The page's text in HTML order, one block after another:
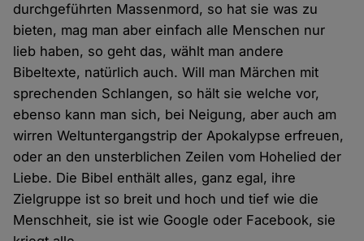
durchgeführten Massenmord, so hat sie was zu
bieten, mag man aber einfach alle Menschen nur
lieb haben, so geht das, wählt man andere
Bibeltexte, natürlich auch. Will man Märchen mit
sprechenden Schlangen, so hält sie welche vor,
ebenso kann man sich, bei Neigung, aber auch am
wirren Weltuntergangstrip der Apokalypse erfreuen,
oder an den unsterblichen Zeilen vom Hohelied der
Liebe. Die Bibel enthält alles, ganz egal, ihre
Zielgruppe ist so breit und hoch und tief wie die
Menschheit, sie ist wie Google oder Facebook, sie